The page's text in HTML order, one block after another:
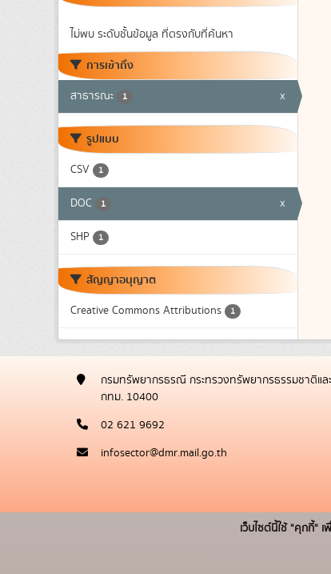
ไม่พบ ระดับชั้นข้อมูล ที่ตรงกับที่ค้นหา
การเข้าถึง
สาธารณะ 1 x
รูปแบบ
CSV 1
DOC 1 x
SHP 1
สัญญาอนุญาต
Creative Commons Attributions 1
กรมทรัพยากรธรณี กระทรวงทรัพยากรธรรมชาติแ
กทม. 10400
02 621 9692
infosector@dmr.mail.go.th
เว็บไซต์นี้ใช้ "คุกกี้"